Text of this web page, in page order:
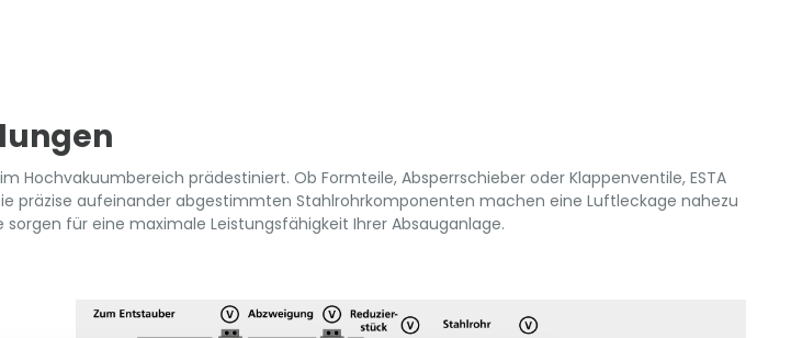
Hochvakuumbereich prädestiniert. Ob Formteile, Absperrschieber oder Klappenventile, ESTA
präzise aufeinander abgestimmten Stahlrohrkomponenten machen eine Luftleckage nahezu
für eine maximale Leistungsfähigkeit Ihrer Absauganlage.